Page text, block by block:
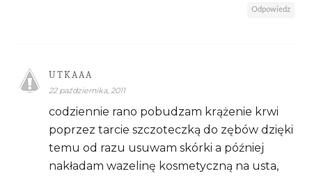
Odpowiedz
UTKAAA
22 października, 2011
codziennie rano pobudzam krążenie krwi
poprzez tarcie szczoteczką do zębów dzięki
temu od razu usuwam skórki a później
nakładam wazelinę kosmetyczną na usta,